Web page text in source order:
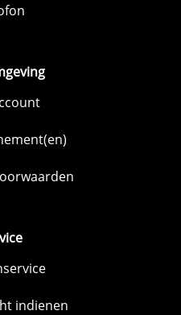
indienen